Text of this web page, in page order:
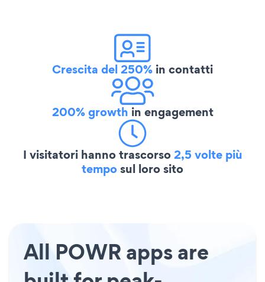
Crescita del 250% in contatti
200% growth in engagement
I visitatori hanno trascorso2,5 volte più
temposul loro sito
All POWR apps are